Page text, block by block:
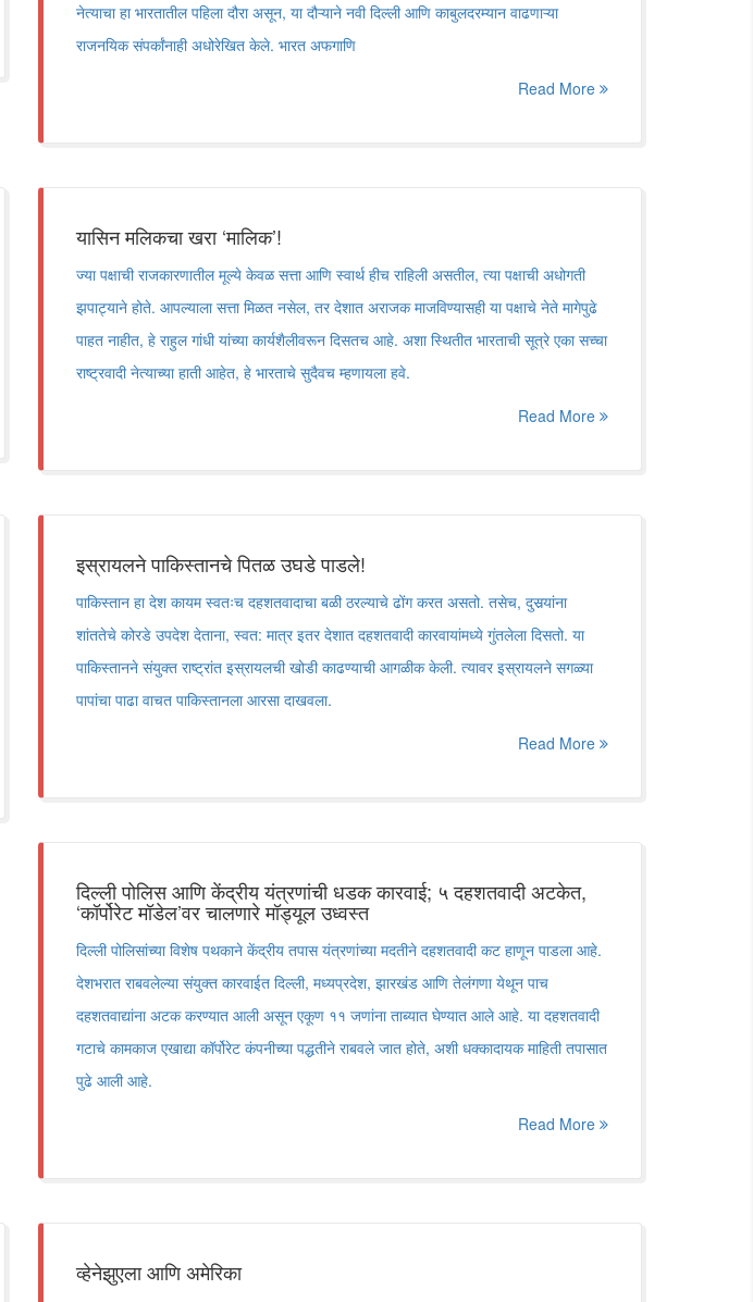
नेत्याचा हा भारतातील पहिला दौरा असून, या दौऱ्याने नवी दिल्ली आणि काबुलदरम्यान वाढणाऱ्या
राजनयिक संपर्कांनाही अधोरेखित केले. भारत अफगाणि
Read More
यासिन मलिकचा खरा ‘मालिक’!
ज्या पक्षाची राजकारणातील मूल्ये केवळ सत्ता आणि स्वार्थ हीच राहिली असतील, त्या पक्षाची अधोगती
झपाट्याने होते. आपल्याला सत्ता मिळत नसेल, तर देशात अराजक माजविण्यासही या पक्षाचे नेते मागेपुढे
पाहत नाहीत, हे राहुल गांधी यांच्या कार्यशैलीवरून दिसतच आहे. अशा स्थितीत भारताची सूत्रे एका सच्चा
राष्ट्रवादी नेत्याच्या हाती आहेत, हे भारताचे सुदैवच म्हणायला हवे.
Read More
इस्रायलने पाकिस्तानचे पितळ उघडे पाडले!
पाकिस्तान हा देश कायम स्वतःच दहशतवादाचा बळी ठरल्याचे ढोंग करत असतो. तसेच, दुसर्‍यांना
शांततेचे कोरडे उपदेश देताना, स्वत: मात्र इतर देशात दहशतवादी कारवायांमध्ये गुंतलेला दिसतो. या
पाकिस्तानने संयुक्त राष्ट्रांत इस्रायलची खोडी काढण्याची आगळीक केली. त्यावर इस्रायलने सगळ्या
पापांचा पाढा वाचत पाकिस्तानला आरसा दाखवला.
Read More
दिल्ली पोलिस आणि केंद्रीय यंत्रणांची धडक कारवाई; ५ दहशतवादी अटकेत,
‘कॉर्पोरेट मॉडेल’वर चालणारे मॉड्यूल उध्वस्त
दिल्ली पोलिसांच्या विशेष पथकाने केंद्रीय तपास यंत्रणांच्या मदतीने दहशतवादी कट हाणून पाडला आहे.
देशभरात राबवलेल्या संयुक्त कारवाईत दिल्ली, मध्यप्रदेश, झारखंड आणि तेलंगणा येथून पाच
दहशतवाद्यांना अटक करण्यात आली असून एकूण ११ जणांना ताब्यात घेण्यात आले आहे. या दहशतवादी
गटाचे कामकाज एखाद्या कॉर्पोरेट कंपनीच्या पद्धतीने राबवले जात होते, अशी धक्कादायक माहिती तपासात
पुढे आली आहे.
Read More
व्हेनेझुएला आणि अमेरिका